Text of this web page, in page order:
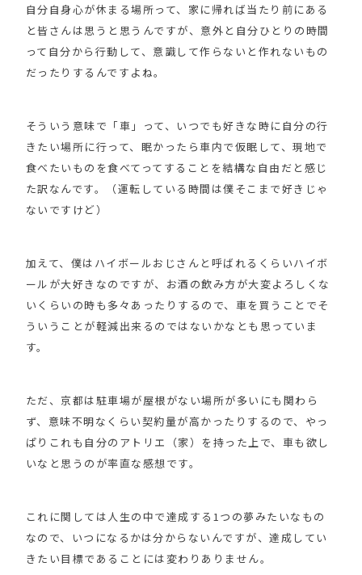
自分自身心が休まる場所って、家に帰れば当たり前にある
と皆さんは思うと思うんですが、意外と自分ひとりの時間
って自分から行動して、意識して作らないと作れないもの
だったりするんですよね。
そういう意味で「車」って、いつでも好きな時に自分の行
きたい場所に行って、眠かったら車内で仮眠して、現地で
食べたいものを食べてってすることを結構な自由だと感じ
た訳なんです。（運転している時間は僕そこまで好きじゃ
ないですけど）
加えて、僕はハイボールおじさんと呼ばれるくらいハイボ
ールが大好きなのですが、お酒の飲み方が大変よろしくな
いくらいの時も多々あったりするので、車を買うことでそ
ういうことが軽減出来るのではないかなとも思っていま
す。
ただ、京都は駐車場が屋根がない場所が多いにも関わら
ず、意味不明なくらい契約量が高かったりするので、やっ
ぱりこれも自分のアトリエ（家）を持った上で、車も欲し
いなと思うのが率直な感想です。
これに関しては人生の中で達成する1つの夢みたいなもの
なので、いつになるかは分からないんですが、達成してい
きたい目標であることには変わりありません。